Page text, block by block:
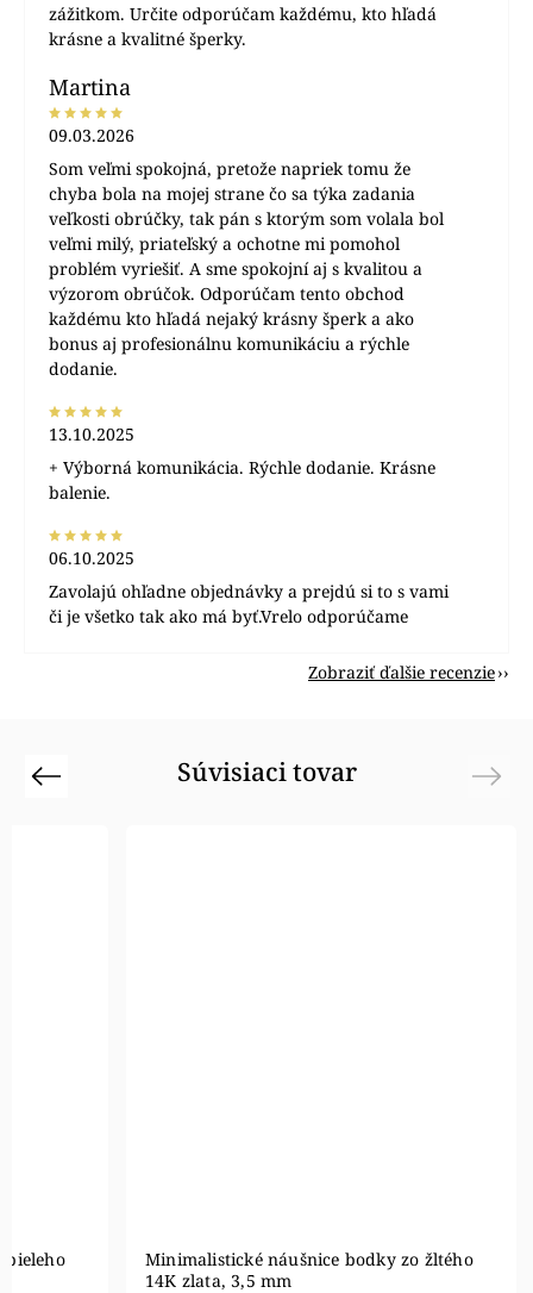
zážitkom. Určite odporúčam každému, kto hľadá
krásne a kvalitné šperky.
Martina
09.03.2026
Som veľmi spokojná, pretože napriek tomu že
chyba bola na mojej strane čo sa týka zadania
veľkosti obrúčky, tak pán s ktorým som volala bol
veľmi milý, priateľský a ochotne mi pomohol
problém vyriešiť. A sme spokojní aj s kvalitou a
výzorom obrúčok. Odporúčam tento obchod
každému kto hľadá nejaký krásny šperk a ako
bonus aj profesionálnu komunikáciu a rýchle
dodanie.
13.10.2025
+ Výborná komunikácia. Rýchle dodanie. Krásne
balenie.
06.10.2025
Zavolajú ohľadne objednávky a prejdú si to s vami
či je všetko tak ako má byť.Vrelo odporúčame
Zobraziť ďalšie recenzie
Súvisiaci tovar
Previous
bieleho
Minimalistické náušnice bodky zo žltého
14K zlata, 3,5 mm
Next